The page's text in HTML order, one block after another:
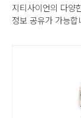
지티사이언의 다양
정보 공유가 가능합